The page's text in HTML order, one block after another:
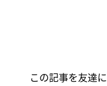
この記事を友達に